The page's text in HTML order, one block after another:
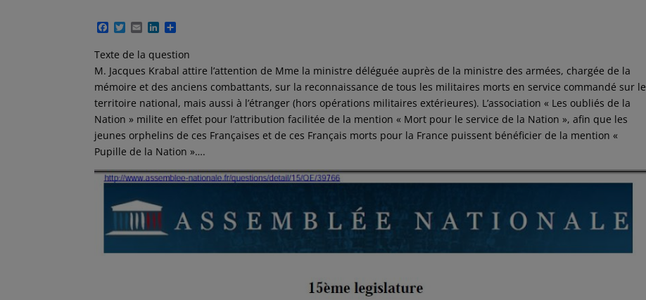
F
c
e
b
o
o
k
T
i
t
t
e
r
E
a
i
l
L
n
k
e
d
I
n
r
t
a
g
e
r
Texte de la question
M. Jacques Krabal attire l’attention de Mme la ministre déléguée auprès de la ministre des armées, chargée de la
mémoire et des anciens combattants, sur la reconnaissance de tous les militaires morts en service commandé sur le
territoire national, mais aussi à l’étranger (hors opérations militaires extérieures). L’association « Les oubliés de la
Nation » milite en effet pour l’attribution facilitée de la mention « Mort pour le service de la Nation », afin que les
jeunes orphelins de ces Françaises et de ces Français morts pour la France puissent bénéficier de la mention «
Pupille de la Nation »….